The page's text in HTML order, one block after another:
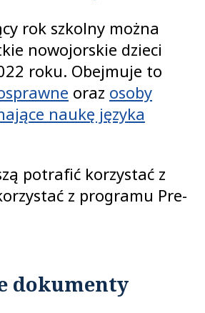
rok szkolny można
nowojorskie dzieci
roku. Obejmuje to
oraz osoby
naukę języka
potrafić korzystać z
z programu Pre-
dokumenty